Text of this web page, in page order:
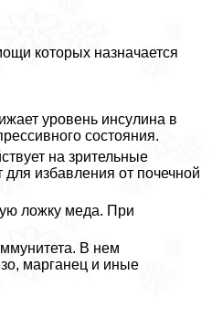
которых назначается
уровень инсулина в
состояния.
на зрительные
избавления от почечной
ложку меда. При
В нем
марганец и иные